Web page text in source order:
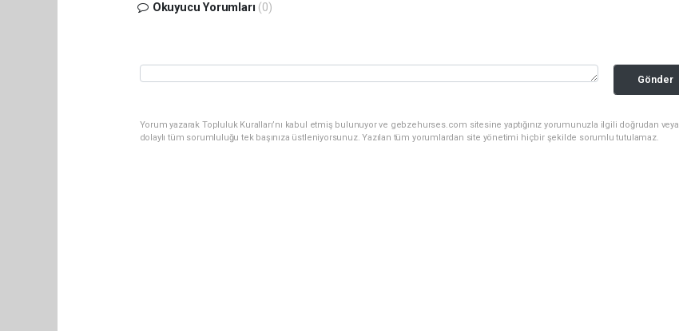
Okuyucu Yorumları (0)
Gönder
Yorum yazarak Topluluk Kuralları’nı kabul etmiş bulunuyor ve gebzehurses.com sitesine yaptığınız yorumunuzla ilgili doğrudan veya
dolaylı tüm sorumluluğu tek başınıza üstleniyorsunuz. Yazılan tüm yorumlardan site yönetimi hiçbir şekilde sorumlu tutulamaz.